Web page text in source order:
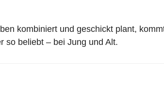
kombiniert und geschickt plant,
so beliebt – bei Jung und Alt.